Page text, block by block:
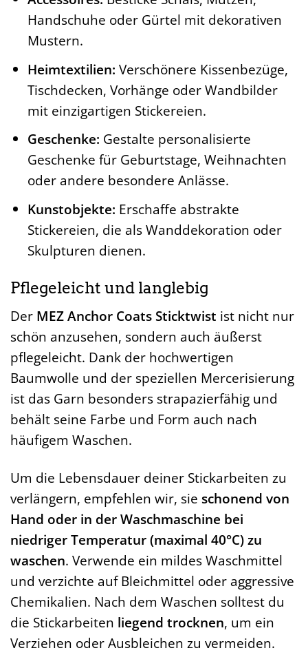
Handschuhe oder Gürtel mit dekorativen
Mustern.
Heimtextilien: Verschönere Kissenbezüge,
Tischdecken, Vorhänge oder Wandbilder
mit einzigartigen Stickereien.
Geschenke: Gestalte personalisierte
Geschenke für Geburtstage, Weihnachten
oder andere besondere Anlässe.
Kunstobjekte: Erschaffe abstrakte
Stickereien, die als Wanddekoration oder
Skulpturen dienen.
Pflegeleicht und langlebig
Der MEZ Anchor Coats Sticktwist ist nicht nur
schön anzusehen, sondern auch äußerst
pflegeleicht. Dank der hochwertigen
Baumwolle und der speziellen Mercerisierung
ist das Garn besonders strapazierfähig und
behält seine Farbe und Form auch nach
häufigem Waschen.
Um die Lebensdauer deiner Stickarbeiten zu
verlängern, empfehlen wir, sie schonend von
Hand oder in der Waschmaschine bei
niedriger Temperatur (maximal 40°C) zu
waschen. Verwende ein mildes Waschmittel
und verzichte auf Bleichmittel oder aggressive
Chemikalien. Nach dem Waschen solltest du
die Stickarbeiten liegend trocknen, um ein
Verziehen oder Ausbleichen zu vermeiden.